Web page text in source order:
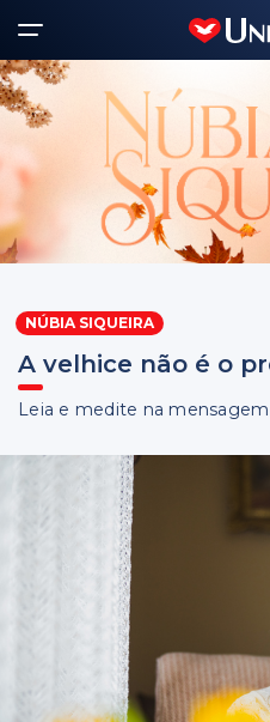
NÚBIA SIQUEIRA
A velhice não é o
Leia e medite na